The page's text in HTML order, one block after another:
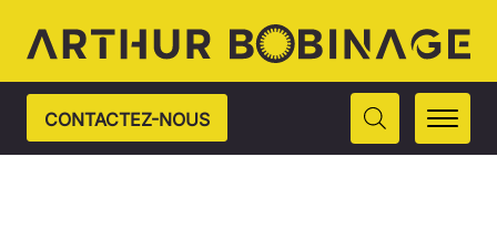
CONTACTEZ-NOUS